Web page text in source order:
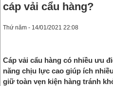
cáp vải cẩu hàng?
Thứ năm - 14/01/2021 22:08
Cáp vải cẩu hàng có nhiều ưu
năng chịu lực cao giúp ích
giữ toàn vẹn kiện hàng tránh